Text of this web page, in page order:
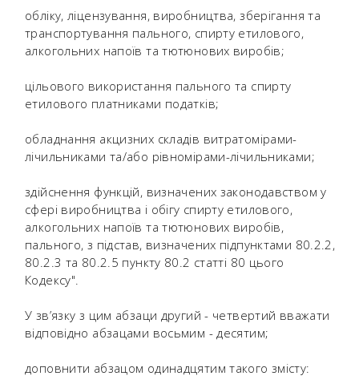
обліку, ліцензування, виробництва, зберігання та
транспортування пального, спирту етилового,
алкогольних напоїв та тютюнових виробів;
цільового використання пального та спирту
етилового платниками податків;
обладнання акцизних складів витратомірами-
лічильниками та/або рівномірами-лічильниками;
здійснення функцій, визначених законодавством у
сфері виробництва і обігу спирту етилового,
алкогольних напоїв та тютюнових виробів,
пального, з підстав, визначених підпунктами 80.2.2,
80.2.3 та 80.2.5 пункту 80.2 статті 80 цього
Кодексу".
У зв’язку з цим абзаци другий - четвертий вважати
відповідно абзацами восьмим - десятим;
доповнити абзацом одинадцятим такого змісту: